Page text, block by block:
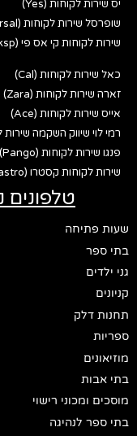
יס שירות לקוחות (Yes)
שופרסל שירות לקוחות (Shufersal)
שירות לקוחות קי אס פי (ksp)
כאל שירות לקוחות (Cal)
זארה שירות לקוחות (Zara)
אייס שירות לקוחות (Ace)
רמי לוי שיווק השקמה שירות
פנגו שירות לקוחות (Pango)
שירות לקוחות קסטרו (Castro)
טלפונים
שעות פתיחה
בתי ספר
גני ילדים
קניונים
תחנות דלק
ספריות
מוזיאונים
בתי אבות
מוסכים ומכוני רישוי
בתי ספר לנהיגה